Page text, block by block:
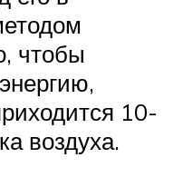
чтобы
10-
воздуха.